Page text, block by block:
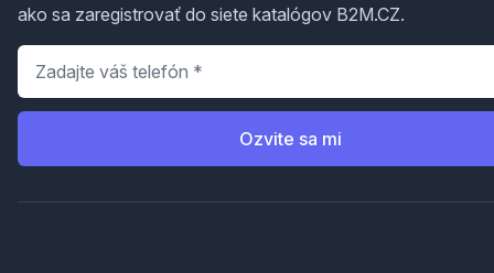
ako sa zaregistrovať do siete katalógov B2M.CZ.
Telefón
Ozvite sa mi